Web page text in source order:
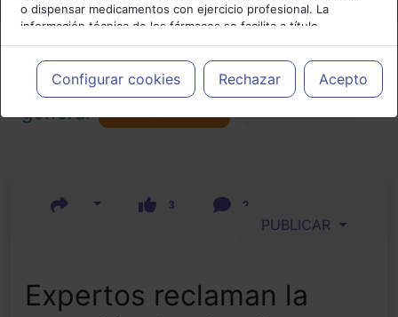
o dispensar medicamentos con ejercicio profesional. La
información técnica de los fármacos se facilita a título
meramente informativo, siendo responsabilidad de los
profesionales facultados prescribir medicamentos y decidir, en
cada caso concreto, el tratamiento más adecuado a las
necesidades del paciente.
Configurar cookies Rechazar Acepto
Actualidad y Artículos|Psiquiatría
general
3 2
PUBLICAR
Expertos reclaman la